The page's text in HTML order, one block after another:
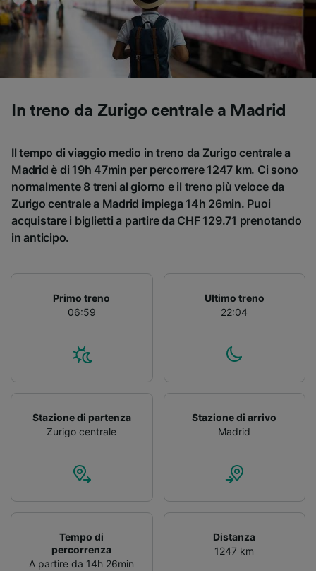
In treno da Zurigo centrale a Madrid
Il tempo di viaggio medio in treno da Zurigo centrale a
Madrid è di 19h 47min per percorrere 1247 km. Ci sono
normalmente 8 treni al giorno e il treno più veloce da
Zurigo centrale a Madrid impiega 14h 26min. Puoi
acquistare i biglietti a partire da CHF 129.71 prenotando
in anticipo.
Primo treno
06:59
Ultimo treno
22:04
Stazione di partenza
Zurigo centrale
Stazione di arrivo
Madrid
Tempo di
percorrenza
A partire da 14h 26min
Distanza
1247 km
Utilizzare dati di geolocalizzazione precisi.
Scansione attiva delle caratteristiche del
dispositivo ai fini dell’identificazione.
Archiviare informazioni su dispositivo e/o
accedervi. Pubblicità e contenuti
pubblico, sviluppo di servizi.